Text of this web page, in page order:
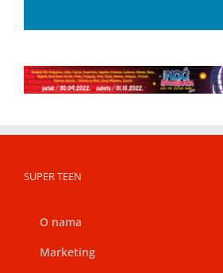
SUPER TEEN
O nama
Marketing